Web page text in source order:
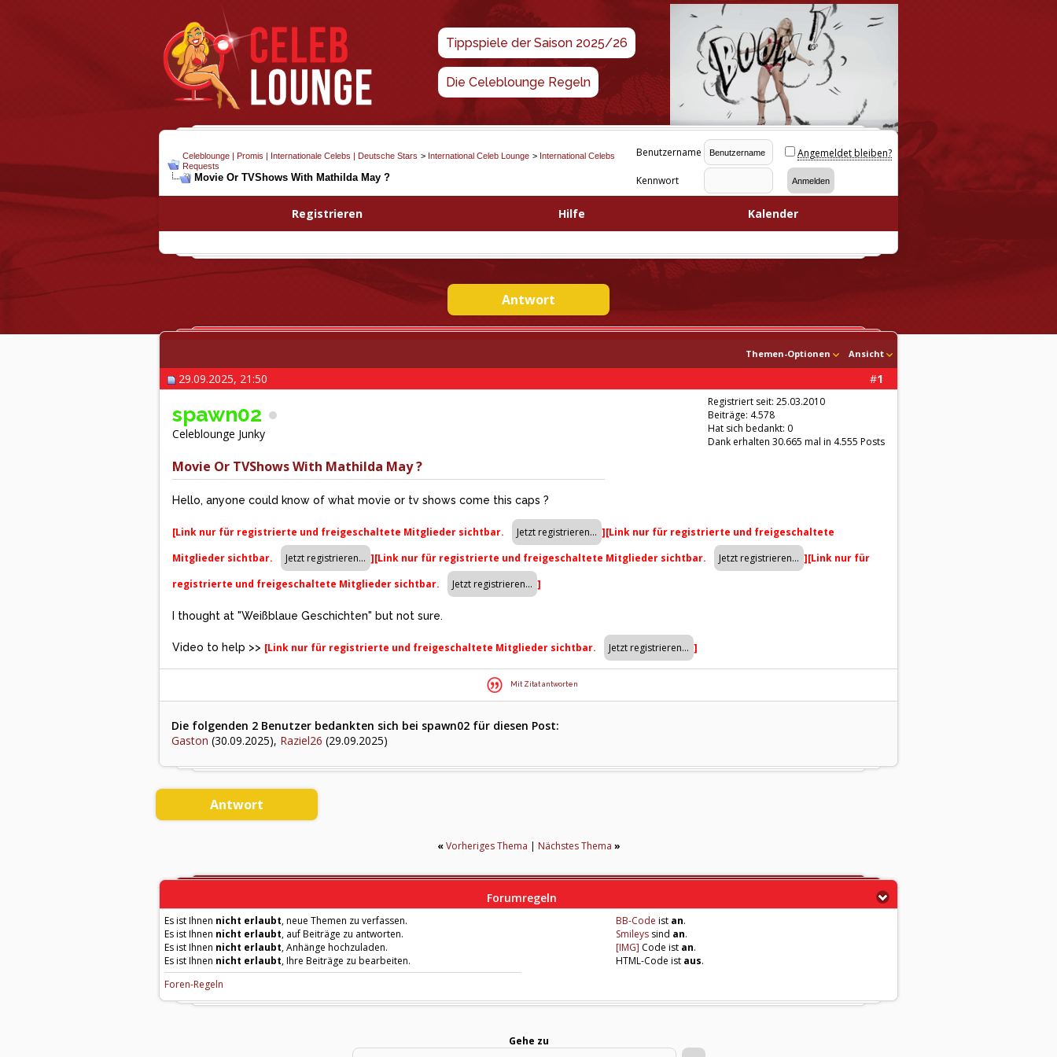
Tippspiele der Saison 2025/26
Die Celeblounge Regeln
Celeblounge | Promis | Internationale Celebs | Deutsche Stars > International Celeb Lounge > International Celebs
Requests
Movie Or TVShows With Mathilda May ?
Benutzername Angemeldet bleiben?
Kennwort
Registrieren Hilfe Kalender
Antwort
Themen-Optionen Ansicht
#1
29.09.2025, 21:50
spawn02
Celeblounge Junky
Registriert seit: 25.03.2010
Beiträge: 4.578
Hat sich bedankt: 0
Dank erhalten 30.665 mal in 4.555 Posts
Movie Or TVShows With Mathilda May ?
Hello, anyone could know of what movie or tv shows come this caps ?
[Link nur für registrierte und freigeschaltete Mitglieder sichtbar. ][Link nur für registrierte und freigeschaltete
Mitglieder sichtbar.
][Link nur für registrierte und freigeschaltete Mitglieder sichtbar. ][Link nur für
registrierte und freigeschaltete Mitglieder sichtbar.
]
I thought at "Weißblaue Geschichten" but not sure.
Video to help >> [Link nur für registrierte und freigeschaltete Mitglieder sichtbar. ]
Mit Zitat antworten
Die folgenden 2 Benutzer bedankten sich bei spawn02 für diesen Post:
Gaston (30.09.2025), Raziel26 (29.09.2025)
Antwort
« Vorheriges Thema | Nächstes Thema »
Forumregeln
Es ist Ihnen nicht erlaubt, neue Themen zu verfassen.
Es ist Ihnen nicht erlaubt, auf Beiträge zu antworten.
Es ist Ihnen nicht erlaubt, Anhänge hochzuladen.
Es ist Ihnen nicht erlaubt, Ihre Beiträge zu bearbeiten.
Foren-Regeln
BB-Code ist an.
Smileys sind an.
[IMG] Code ist an.
HTML-Code ist aus.
Gehe zu